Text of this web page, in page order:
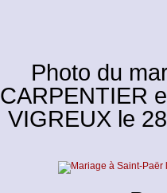
Photo du
CARPENTIER
VIGREUX le